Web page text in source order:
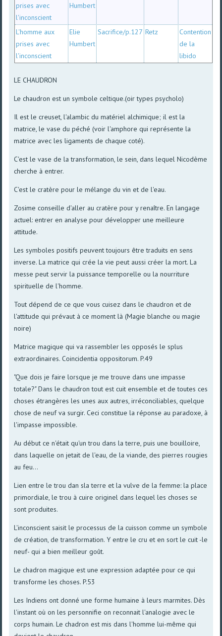
prises avec
l'inconscient
Humbert
L'homme aux
prises avec
l'inconscient
Elie
Humbert
Sacrifice/p.127 Retz
Contention
de la
libido
LE CHAUDRON
Le chaudron est un symbole celtique.(oir types psycholo)
Il est le creuset, l'alambic du matériel alchimique; il est la
matrice, le vase du péché (voir l'amphore qui représente la
matrice avec les ligaments de chaque coté).
C'est le vase de la transformation, le sein, dans lequel Nicodème
cherche à entrer.
C'est le cratère pour le mélange du vin et de l'eau.
Zosime conseille d'aller au cratère pour y renaître. En langage
actuel: entrer en analyse pour développer une meilleure
attitude.
Les symboles positifs peuvent toujours être traduits en sens
inverse. La matrice qui crée la vie peut aussi créer la mort. La
messe peut servir la puissance temporelle ou la nourriture
spirituelle de l'homme.
Tout dépend de ce que vous cuisez dans le chaudron et de
l'attitude qui prévaut à ce moment là (Magie blanche ou magie
noire)
Matrice magique qui va rassembler les opposés le splus
extraordinaires. Coincidentia oppositorum. P.49
"Que dois je faire lorsque je me trouve dans une impasse
totale?" Dans le chaudron tout est cuit ensemble et de toutes ces
choses étrangères les unes aux autres, irréconciliables, quelque
chose de neuf va surgir. Ceci constitue la réponse au paradoxe, à
l'impasse impossible.
Au début ce n'était qu'un trou dans la terre, puis une bouilloire,
dans laquelle on jetait de l'eau, de la viande, des pierres rougies
au feu...
Lien entre le trou dan sla terre et la vulve de la femme: la place
primordiale, le trou à cuire originel dans lequel les choses se
sont produites.
L'inconscient saisit le processus de la cuisson comme un symbole
de création, de transformation. Y entre le cru et en sort le cuit -le
neuf- qui a bien meilleur goût.
Le chadron magique est une expression adaptée pour ce qui
transforme les choses. P.53
Les Indiens ont donné une forme humaine à leurs marmites. Dès
l'instant où on les personnifie on reconnait l'analogie avec le
corps humain. Le chadron est mis dans l'homme lui-même qui